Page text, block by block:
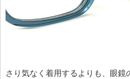
さり気なく着用するよりも、眼鏡